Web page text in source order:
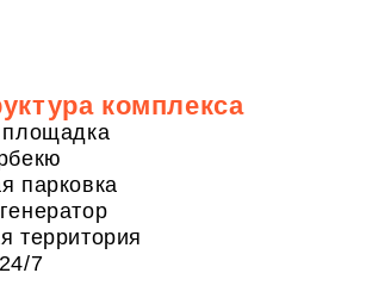
комплекса
площадка
парковка
территория
7